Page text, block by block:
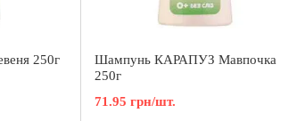
250г
Шампунь КАРАПУЗ Мавпочка
250г
71.95 грн/шт.